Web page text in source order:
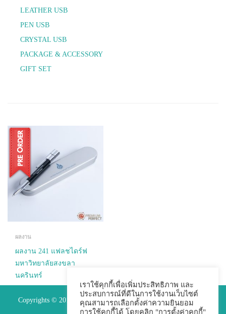
LEATHER USB
PEN USB
CRYSTAL USB
PACKAGE & ACCESSORY
GIFT SET
ผลงาน
ผลงาน 241 แฟลชไดร์ฟ
มหาวิทยาลัยสงขลา
นครินทร์
Copyrights © 2015 Premium Perfect Co.,ltd. All Rights Reserved.
เราใช้คุกกี้เพื่อเพิ่มประสิทธิภาพ และ
ประสบการณ์ที่ดีในการใช้งานเว็บไซต์
คุณสามารถเลือกตั้งค่าความยินยอม
การใช้คุกกี้ได้ โดยคลิก "การตั้งค่าคุกกี้"